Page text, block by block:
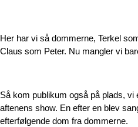
Her har vi så dommerne, Terkel
Claus som Peter. Nu mangler vi
Så kom publikum også på plads, vi
aftenens show. En efter en blev
efterfølgende dom fra dommerne.